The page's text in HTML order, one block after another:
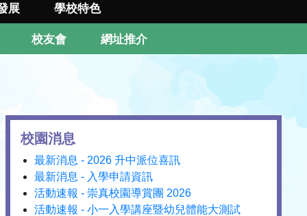
展 學校特色
校友會 網址推介
校園消息
最新消息 - 2026 升中派位喜訊
最新消息 - 入學申請資訊
活動速報 - 崇真校園導賞團 2026
活動速報 - 小一入學講座暨幼兒體能大測試